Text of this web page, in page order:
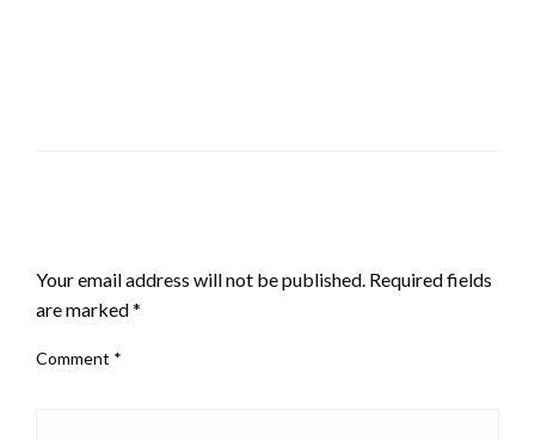
Your email address will not be published. Required fields
are marked*
Comment *